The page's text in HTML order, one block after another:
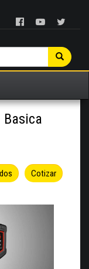
Basica
Cotizar